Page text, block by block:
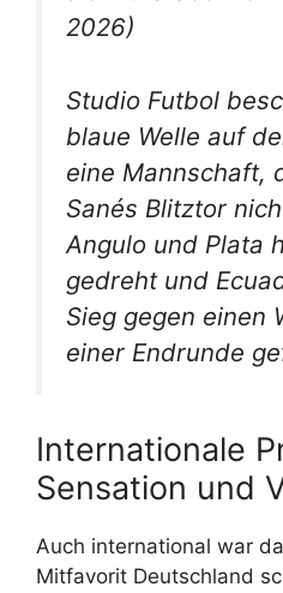
2026)
Studio Futbol
blaue Welle auf
eine Mannschaft,
Sanés Blitztor
Angulo und Plata
gedreht und
Sieg gegen einen
einer Endrunde
Internationale
Sensation und
Auch international war
Mitfavorit Deutschland